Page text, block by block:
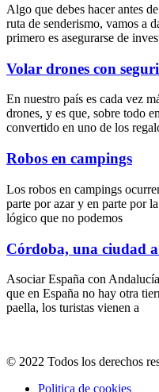
Algo que debes hacer antes
ruta de senderismo, vamos a
primero es asegurarse de
Volar drones con
En nuestro país es cada vez
drones, y es que, sobre todo
convertido en uno de los
Robos en campings
Los robos en campings
parte por azar y en parte por
lógico que no podemos
Córdoba, una ciudad
Asociar España con
que en España no hay otra
paella, los turistas vienen a
© 2022 Todos los derechos
Politica de cookies